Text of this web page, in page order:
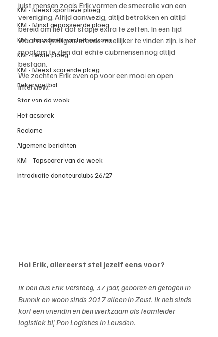
KM - Meest sportieve ploeg
KM - Minst gepasseerde ploeg
KM - Topscorer van het seizoen
KM - Beste ploeg
KM - Meest scorende ploeg
Bekervoetbal
Ster van de week
Het gesprek
Reclame
Algemene berichten
KM - Topscorer van de week
Introductie donateurclubs 26/27
juist mensen zoals Erik vormen de smeerolie van een
vereniging. Altijd aanwezig, altijd betrokken en altijd
bereid om nét dat stapje extra te zetten. In een tijd
waarin vrijwilligers steeds moeilijker te vinden zijn, is het
mooi om te zien dat echte clubmensen nog altijd
bestaan.
We zochten Erik even op voor een mooi en open
interview.
Hoi Erik, allereerst stel jezelf eens voor?
Ik ben dus Erik Versteeg, 37 jaar, geboren en getogen in
Bunnik en woon sinds 2017 alleen in Zeist. Ik heb sinds
kort een vriendin en ben werkzaam als teamleider
logistiek bij Pon Logistics in Leusden.